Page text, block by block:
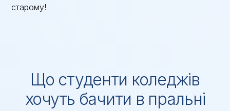
старому!
Що студенти коледжів
хочуть бачити в пральні